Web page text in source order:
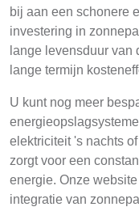
bij aan een schonere
investering in
lange levensduur van
lange termijn
U kunt nog meer
elektriciteit 's nachts
zorgt voor een
energie. Onze
integratie van